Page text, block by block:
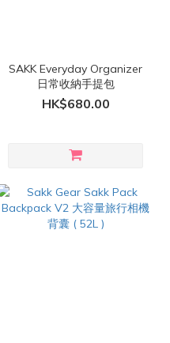
SAKK Everyday Organizer
日常收納手提包
HK$680.00